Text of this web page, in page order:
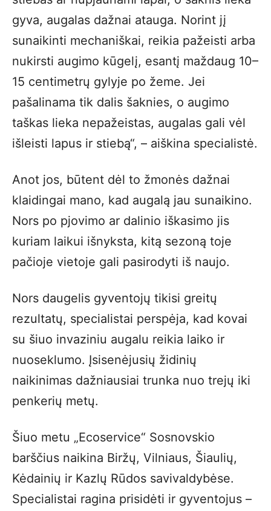
gyva, augalas dažnai atauga. Norint jį
sunaikinti mechaniškai, reikia pažeisti arba
nukirsti augimo kūgelį, esantį maždaug 10–
15 centimetrų gylyje po žeme. Jei
pašalinama tik dalis šaknies, o augimo
taškas lieka nepažeistas, augalas gali vėl
išleisti lapus ir stiebą“, – aiškina specialistė.
Anot jos, būtent dėl to žmonės dažnai
klaidingai mano, kad augalą jau sunaikino.
Nors po pjovimo ar dalinio iškasimo jis
kuriam laikui išnyksta, kitą sezoną toje
pačioje vietoje gali pasirodyti iš naujo.
Nors daugelis gyventojų tikisi greitų
rezultatų, specialistai perspėja, kad kovai
su šiuo invaziniu augalu reikia laiko ir
nuoseklumo. Įsisenėjusių židinių
naikinimas dažniausiai trunka nuo trejų iki
penkerių metų.
Šiuo metu „Ecoservice“ Sosnovskio
barščius naikina Biržų, Vilniaus, Šiaulių,
Kėdainių ir Kazlų Rūdos savivaldybėse.
Specialistai ragina prisidėti ir gyventojus –